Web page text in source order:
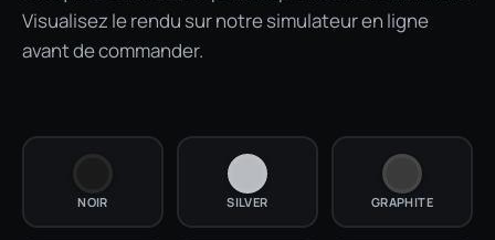
Visualisez le rendu sur notre simulateur en ligne
avant de commander.
NOIR SILVER GRAPHITE